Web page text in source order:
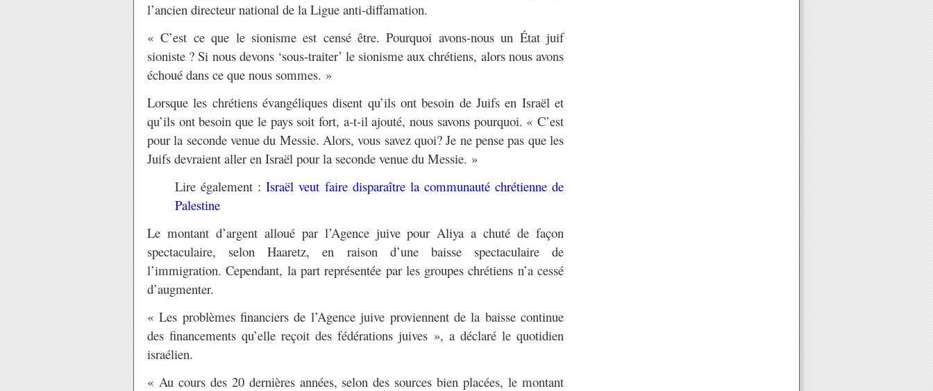
l’ancien directeur national de la Ligue anti-diffamation.
« C’est ce que le sionisme est censé être. Pourquoi avons-nous un État juif
sioniste ? Si nous devons ‘sous-traiter’ le sionisme aux chrétiens, alors nous avons
échoué dans ce que nous sommes. »
Lorsque les chrétiens évangéliques disent qu’ils ont besoin de Juifs en Israël et
qu’ils ont besoin que le pays soit fort, a-t-il ajouté, nous savons pourquoi. « C’est
pour la seconde venue du Messie. Alors, vous savez quoi? Je ne pense pas que les
Juifs devraient aller en Israël pour la seconde venue du Messie. »
Lire également :Israël veut faire disparaître la communauté chrétienne de
Palestine
Le montant d’argent alloué par l’Agence juive pour Aliya a chuté de façon
spectaculaire, selon Haaretz, en raison d’une baisse spectaculaire de
l’immigration. Cependant, la part représentée par les groupes chrétiens n’a cessé
d’augmenter.
« Les problèmes financiers de l’Agence juive proviennent de la baisse continue
des financements qu’elle reçoit des fédérations juives », a déclaré le quotidien
israélien.
« Au cours des 20 dernières années, selon des sources bien placées, le montant